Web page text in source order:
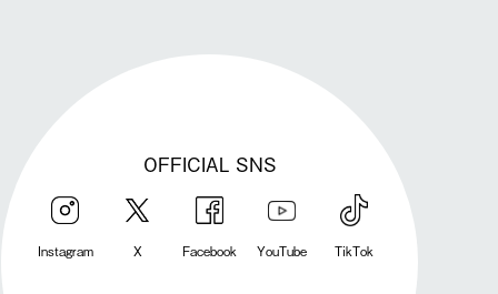
OFFICIAL SNS
Instagram X Facebook YouTube TikTok